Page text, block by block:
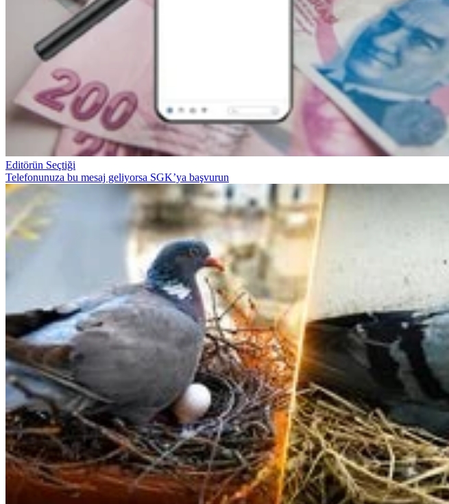
Editörün Seçtiği
Telefonunuza bu mesaj geliyorsa SGK’ya başvurun